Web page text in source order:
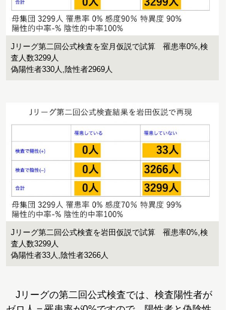
Jリーグ第二回公式検査を室月仮説で試算 罹患率0%,検
査人数3299人
偽陽性者330人,陰性者2969人
Jリーグ第二回公式検査を岩田仮説で試算 罹患率0%,検
査人数3299人
偽陽性者33人,陰性者3266人
Jリーグの第二回公式検査では、検査陽性者が